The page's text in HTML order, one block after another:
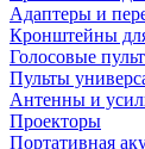
Адаптеры и
Кронштейны
Голосовые
Пульты
Антенны и
Проекторы
Портативная